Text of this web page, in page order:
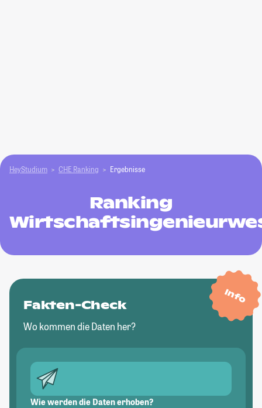
HeyStudium CHE Ranking Ergebnisse
Ranking
Info
Fakten-Check
Wo kommen die Daten her?
Wie werden die Daten erhoben?